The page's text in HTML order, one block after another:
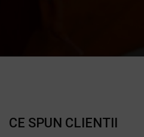
CE SPUN CLIENTII